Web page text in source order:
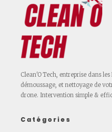
Clean'O Tech, entreprise dans
démoussage, et nettoyage de
drone. Intervention simple &
Catégories